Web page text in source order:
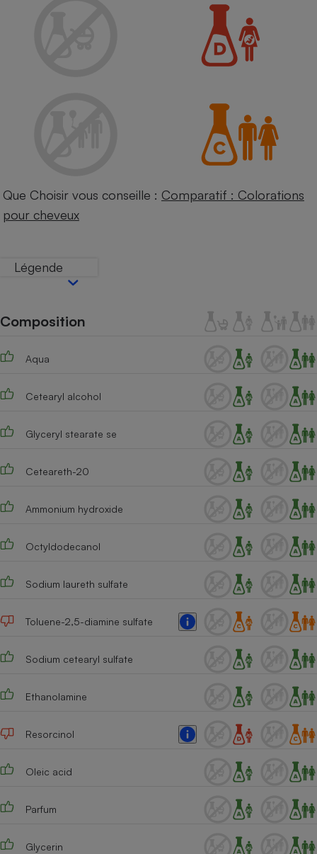
Que Choisir vous conseille : Comparatif : Colorations
pour cheveux
Légende
Composition
Aqua
Cetearyl alcohol
Glyceryl stearate se
Ceteareth-20
Ammonium hydroxide
Octyldodecanol
Sodium laureth sulfate
Toluene-2,5-diamine sulfate
Sodium cetearyl sulfate
Ethanolamine
Resorcinol
Oleic acid
Parfum
Glycerin
Complément
alimentaire
Assurance emprunteur
Banque
Petit électroménager -
Plaque de cuisson à
induction
Climatiseur -
Ventilateur
Cafetière à expressos
Robot ménager
Téléphone mobile -
Antivirus
Matelas
Climatiseur -
Ventilateur
Mutuelle
Antimoustique